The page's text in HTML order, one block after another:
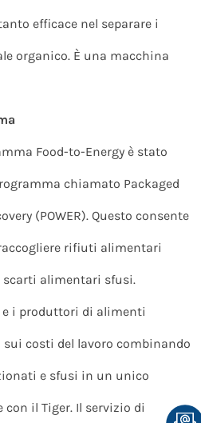
efficace nel separare i
organico. È una macchina
Food-to-Energy è stato
chiamato Packaged
(POWER). Questo consente
rifiuti alimentari
alimentari sfusi.
e i produttori di alimenti
costi del lavoro combinando
e sfusi in un unico
il Tiger. Il servizio di